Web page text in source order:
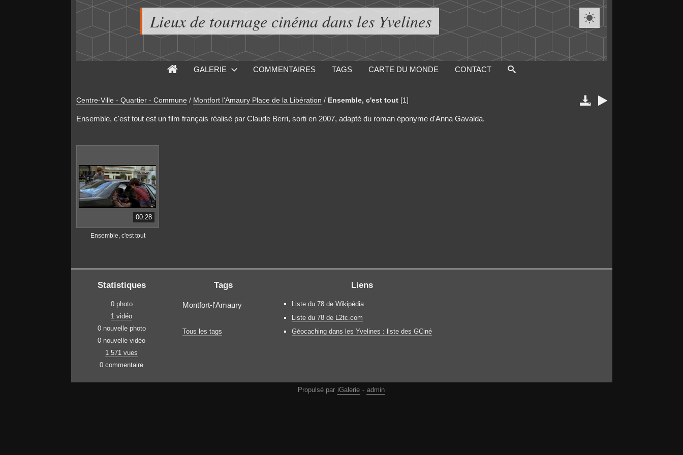
Lieux de tournage cinéma dans les Yvelines 
GALERIE COMMENTAIRES TAGS CARTE DU MONDE CONTACT
Centre-Ville - Quartier - Commune / Montfort l'Amaury Place de la Libération / Ensemble, c'est tout [1]  
Ensemble, c'est tout est un film français réalisé par Claude Berri, sorti en 2007, adapté du roman éponyme d'Anna Gavalda.
00:28
Ensemble, c'est tout
Statistiques
0 photo
1 vidéo
0 nouvelle photo
0 nouvelle vidéo
1 571 vues
0 commentaire
Tags
Montfort-l'Amaury
Tous les tags
Liens
Liste du 78 de Wikipédia
Liste du 78 de L2tc.com
Géocaching dans les Yvelines : liste des GCiné
Propulsé par iGalerie - admin